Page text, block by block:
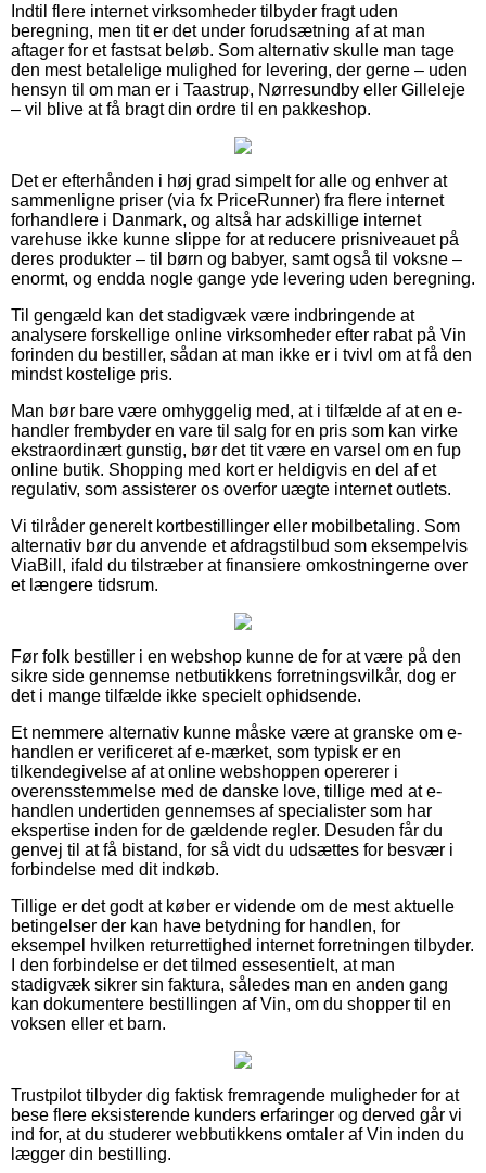
Indtil flere internet virksomheder tilbyder fragt uden
beregning, men tit er det under forudsætning af at man
aftager for et fastsat beløb. Som alternativ skulle man tage
den mest betalelige mulighed for levering, der gerne – uden
hensyn til om man er i Taastrup, Nørresundby eller Gilleleje
– vil blive at få bragt din ordre til en pakkeshop.
Det er efterhånden i høj grad simpelt for alle og enhver at
sammenligne priser (via fx PriceRunner) fra flere internet
forhandlere i Danmark, og altså har adskillige internet
varehuse ikke kunne slippe for at reducere prisniveauet på
deres produkter – til børn og babyer, samt også til voksne –
enormt, og endda nogle gange yde levering uden beregning.
Til gengæld kan det stadigvæk være indbringende at
analysere forskellige online virksomheder efter rabat på Vin
forinden du bestiller, sådan at man ikke er i tvivl om at få den
mindst kostelige pris.
Man bør bare være omhyggelig med, at i tilfælde af at en e-
handler frembyder en vare til salg for en pris som kan virke
ekstraordinært gunstig, bør det tit være en varsel om en fup
online butik. Shopping med kort er heldigvis en del af et
regulativ, som assisterer os overfor uægte internet outlets.
Vi tilråder generelt kortbestillinger eller mobilbetaling. Som
alternativ bør du anvende et afdragstilbud som eksempelvis
ViaBill, ifald du tilstræber at finansiere omkostningerne over
et længere tidsrum.
Før folk bestiller i en webshop kunne de for at være på den
sikre side gennemse netbutikkens forretningsvilkår, dog er
det i mange tilfælde ikke specielt ophidsende.
Et nemmere alternativ kunne måske være at granske om e-
handlen er verificeret af e-mærket, som typisk er en
tilkendegivelse af at online webshoppen opererer i
overensstemmelse med de danske love, tillige med at e-
handlen undertiden gennemses af specialister som har
ekspertise inden for de gældende regler. Desuden får du
genvej til at få bistand, for så vidt du udsættes for besvær i
forbindelse med dit indkøb.
Tillige er det godt at køber er vidende om de mest aktuelle
betingelser der kan have betydning for handlen, for
eksempel hvilken returrettighed internet forretningen tilbyder.
I den forbindelse er det tilmed essesentielt, at man
stadigvæk sikrer sin faktura, således man en anden gang
kan dokumentere bestillingen af Vin, om du shopper til en
voksen eller et barn.
Trustpilot tilbyder dig faktisk fremragende muligheder for at
bese flere eksisterende kunders erfaringer og derved går vi
ind for, at du studerer webbutikkens omtaler af Vin inden du
lægger din bestilling.